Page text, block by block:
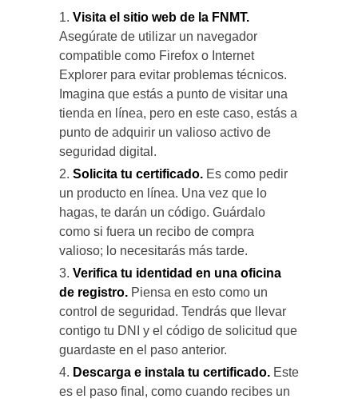
Visita el sitio web de la FNMT.
Asegúrate de utilizar un navegador
compatible como Firefox o Internet
Explorer para evitar problemas técnicos.
Imagina que estás a punto de visitar una
tienda en línea, pero en este caso, estás a
punto de adquirir un valioso activo de
seguridad digital.
Solicita tu certificado. Es como pedir
un producto en línea. Una vez que lo
hagas, te darán un código. Guárdalo
como si fuera un recibo de compra
valioso; lo necesitarás más tarde.
Verifica tu identidad en una oficina
de registro. Piensa en esto como un
control de seguridad. Tendrás que llevar
contigo tu DNI y el código de solicitud que
guardaste en el paso anterior.
Descarga e instala tu certificado. Este
es el paso final, como cuando recibes un